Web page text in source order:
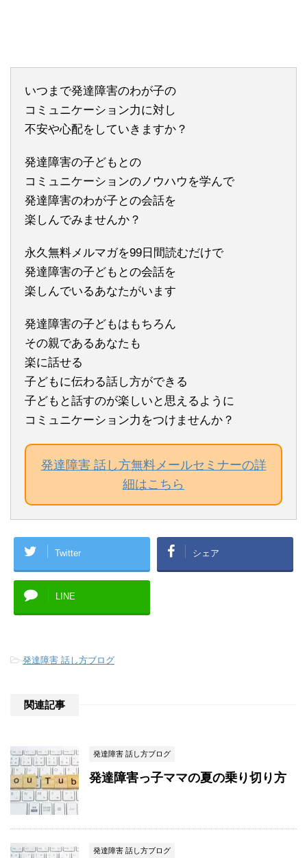
いつまで発達障害のわが子の
コミュニケーション力に対し
不安や心配をしていきますか？
発達障害の子どもとの
コミュニケーションのノウハウを学んで
発達障害のわが子との会話を
楽しんでみませんか？
永久無料メルマガを99日間読むだけで
発達障害の子どもとの会話を
楽しんでいるあなたがいます
発達障害の子どもはもちろん
その親であるあなたも
楽に話せる
子どもに伝わる話し方ができる
子どもと話すのが楽しいと思えるように
コミュニケーション力をつけませんか？
発達障害 話し方無料メールセミナーの詳
細はこちら
Twitter シェア
LINE
-発達障害 話し方ブログ
関連記事
発達障害 話し方ブログ
発達障害っ子ママの夏の乗り切り方
発達障害 話し方ブログ